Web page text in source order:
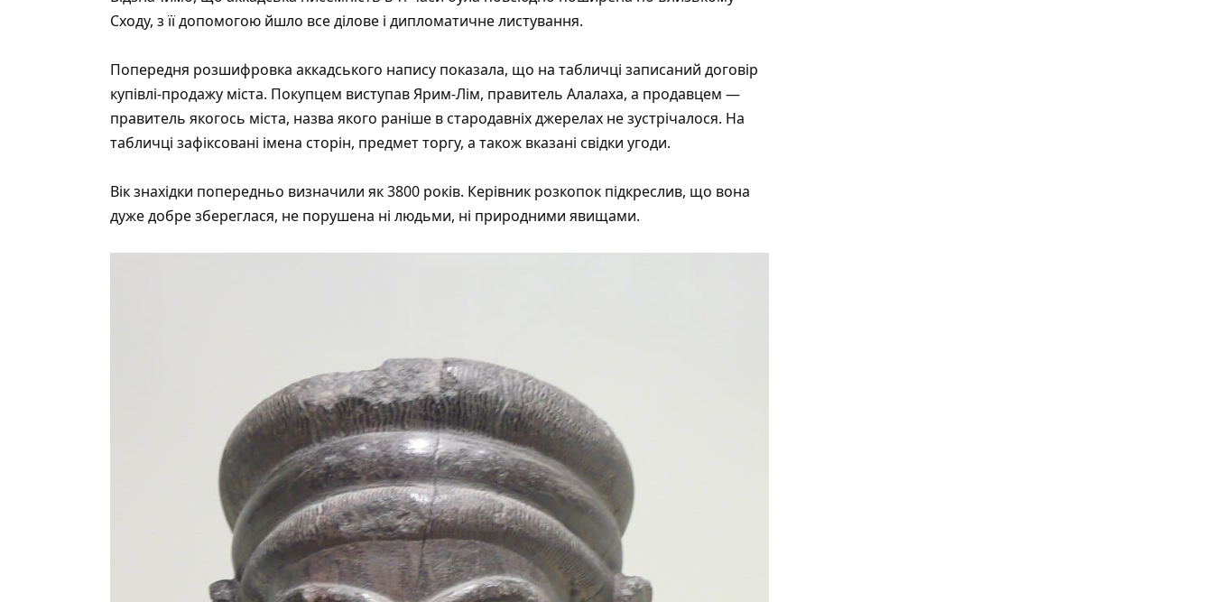
Сходу, з її допомогою йшло все ділове і дипломатичне листування.
Попередня розшифровка аккадського напису показала, що на табличці записаний договір
купівлі-продажу міста. Покупцем виступав Ярим-Лім, правитель Алалаха, а продавцем —
правитель якогось міста, назва якого раніше в стародавніх джерелах не зустрічалося. На
табличці зафіксовані імена сторін, предмет торгу, а також вказані свідки угоди.
Вік знахідки попередньо визначили як 3800 років. Керівник розкопок підкреслив, що вона
дуже добре збереглася, не порушена ні людьми, ні природними явищами.